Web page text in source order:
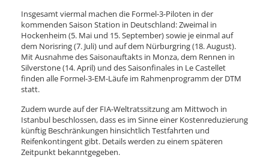
Insgesamt viermal machen die Formel-3-Piloten in der
kommenden Saison Station in Deutschland: Zweimal in
Hockenheim (5. Mai und 15. September) sowie je einmal auf
dem Norisring (7. Juli) und auf dem Nürburgring (18. August).
Mit Ausnahme des Saisonauftakts in Monza, dem Rennen in
Silverstone (14. April) und des Saisonfinales in Le Castellet
finden alle Formel-3-EM-Läufe im Rahmenprogramm der DTM
statt.
Zudem wurde auf der FIA-Weltratssitzung am Mittwoch in
Istanbul beschlossen, dass es im Sinne einer Kostenreduzierung
künftig Beschränkungen hinsichtlich Testfahrten und
Reifenkontingent gibt. Details werden zu einem späteren
Zeitpunkt bekanntgegeben.